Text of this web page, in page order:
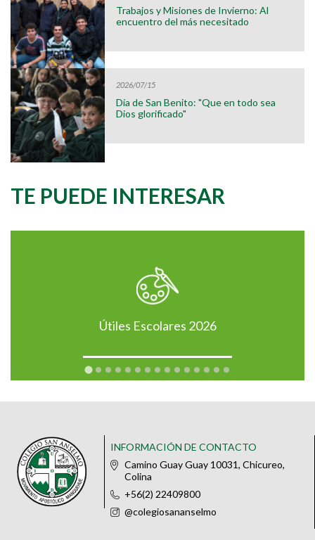
Trabajos y Misiones de Invierno: Al
encuentro del más necesitado
2026/07/15
Día de San Benito: "Que en todo sea
Dios glorificado"
TE PUEDE INTERESAR
Útiles Escolares 2026
INFORMACIÓN DE CONTACTO
Camino Guay Guay 10031, Chicureo,
Colina
+56(2) 22409800
@colegiosananselmo